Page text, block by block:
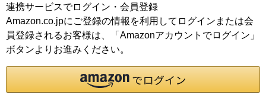
連携サービスでログイン・会員登録
Amazon.co.jpにご登録の情報を利用してログインまたは会
員登録されるお客様は、「Amazonアカウントでログイン」
ボタンよりお進みください。